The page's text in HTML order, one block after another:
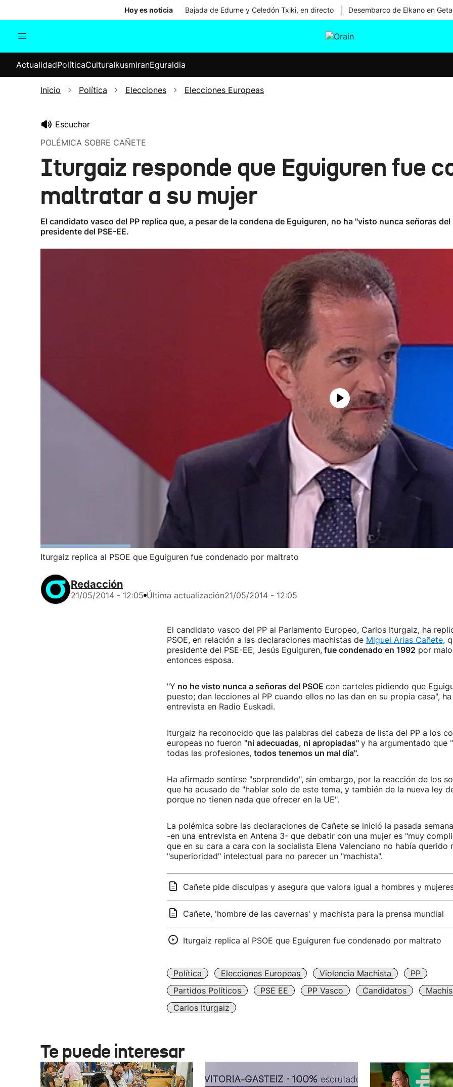
Hoy es noticia Bajada de Edurne y Celedón Txiki, en directo Desembarco de Elkano en
Internacional
Elecciones
ActualidadPolíticaCulturaIkusmiranEguraldia
Inicio Política Elecciones Elecciones Europeas
Escuchar
POLÉMICA SOBRE CAÑETE
Iturgaiz responde que Eguiguren fue
maltratar a su mujer
El candidato vasco del PP replica que, a pesar de la condena de Eguiguren, no ha "visto nunca señoras
presidente del PSE-EE.
Iturgaiz replica al PSOE que Eguiguren fue condenado por maltrato
Redacción
21/05/2014 - 12:05 Última actualización21/05/2014 - 12:05
El candidato vasco del PP al Parlamento Europeo, Carlos Iturgaiz, ha
PSOE, en relación a las declaraciones machistas de Miguel Arias Cañete,
presidente del PSE-EE, Jesús Eguiguren,fue condenado en 1992 por
entonces esposa.
"Y no he visto nunca a señoras del PSOE con carteles pidiendo que
puesto; dan lecciones al PP cuando ellos no las dan en su propia casa",
entrevista en Radio Euskadi.
Iturgaiz ha reconocido que las palabras del cabeza de lista del PP a los
europeas no fueron "ni adecuadas, ni apropiadas" y ha argumentado que
todas las profesiones, todos tenemos un mal día".
Ha afirmado sentirse "sorprendido", sin embargo, por la reacción de los
que ha acusado de "hablar solo de este tema, y también de la nueva ley
porque no tienen nada que ofrecer en la UE".
La polémica sobre las declaraciones de Cañete se inició la pasada
-en una entrevista en Antena 3- que debatir con una mujer es "muy
que en su cara a cara con la socialista Elena Valenciano no había querido
"superioridad" intelectual para no parecer un "machista".
Cañete pide disculpas y asegura que valora igual a hombres y
Cañete, 'hombre de las cavernas' y machista para la prensa mundial
Iturgaiz replica al PSOE que Eguiguren fue condenado por maltrato
Política Elecciones Europeas Violencia Machista
PP
Partidos Políticos
PSE EE PP Vasco Candidatos
Carlos Iturgaiz
Te puede interesar